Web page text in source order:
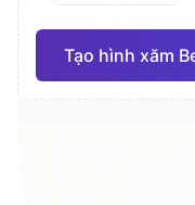
Tạo hình xăm